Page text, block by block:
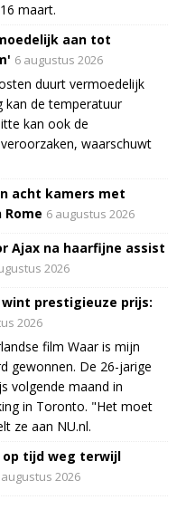
maart.
aan tot
6 augustus 2026
duurt vermoedelijk
kan de temperatuur
kan ook de
waarschuwt
acht kamers met
6 augustus 2026
Ajax na haarfijne assist
2026
prestigieuze prijs:
2026
film Waar is mijn
gewonnen. De 26-jarige
volgende maand in
in Toronto. "Het moet
ze aan NU.nl.
tijd weg terwijl
augustus 2026